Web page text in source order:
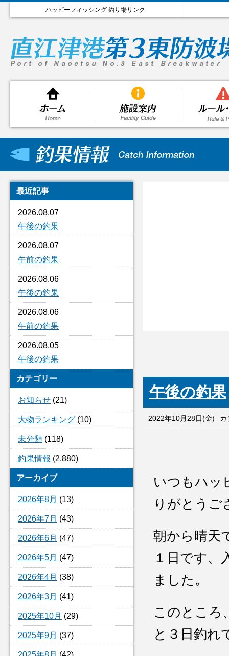
ハッピーフィッシング 釣り場リンク
最近記事
2026.08.07
午後の釣果
2026.08.07
午前の釣果
2026.08.06
午後の釣果
2026.08.06
午前の釣果
2026.08.05
午後の釣果
カテゴリー
お知らせ (21)
大物ランキング (10)
未分類 (118)
釣果情報 (2,880)
アーカイブ
2026年8月 (13)
2026年7月 (43)
2026年6月 (47)
2026年5月 (47)
2026年4月 (38)
2026年3月 (41)
2025年10月 (29)
2025年9月 (37)
午後の釣果
2022年10月28日(金) カ
いつもハッ
りがとうご
朝から晴天
１日です、
ました。
このところ
と３日釣れ